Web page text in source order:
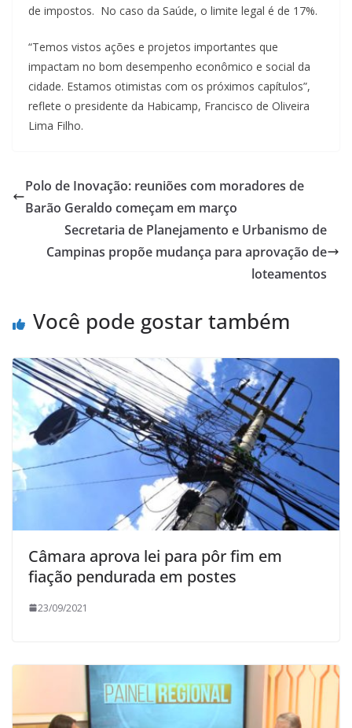
de impostos. No caso da Saúde, o limite legal é de 17%.
“Temos vistos ações e projetos importantes que
impactam no bom desempenho econômico e social da
cidade. Estamos otimistas com os próximos capítulos”,
reflete o presidente da Habicamp, Francisco de Oliveira
Lima Filho.
Polo de Inovação: reuniões com moradores de
Barão Geraldo começam em março
Secretaria de Planejamento e Urbanismo de
Campinas propõe mudança para aprovação de
loteamentos
Você pode gostar também
Câmara aprova lei para pôr fim em
fiação pendurada em postes
23/09/2021